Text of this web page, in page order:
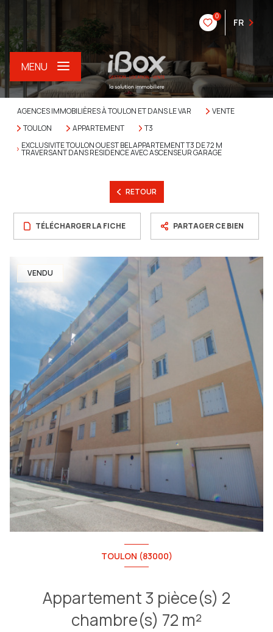
0
FR
MENU
AGENCES IMMOBILIÈRES À TOULON ET DANS LE VAR
VENTE
TOULON
APPARTEMENT
T3
EXCLUSIVITE TOULON OUEST BEL APPARTEMENT T3 DE 72 M
TRAVERSANT DANS RESIDENCE AVEC ASCENSEUR GARAGE
RETOUR
TÉLÉCHARGER LA FICHE PARTAGER CE BIEN
VENDU
TOULON (83000)
Appartement 3 pièce(s) 2
chambre(s) 72 m²